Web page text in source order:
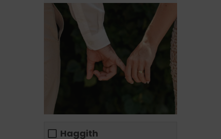
Haggith